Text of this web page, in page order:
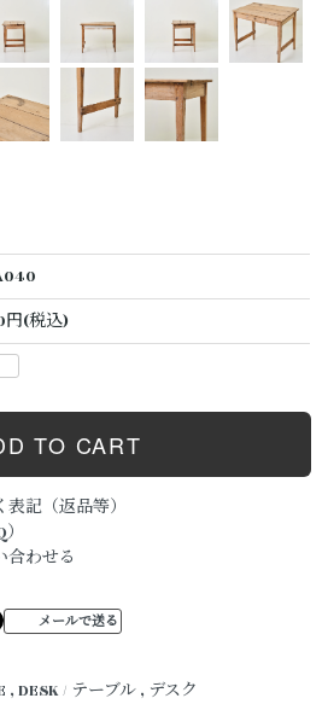
(税込)
記（返品等）
合わせる
メールで送る
, DESK / テーブル , デスク